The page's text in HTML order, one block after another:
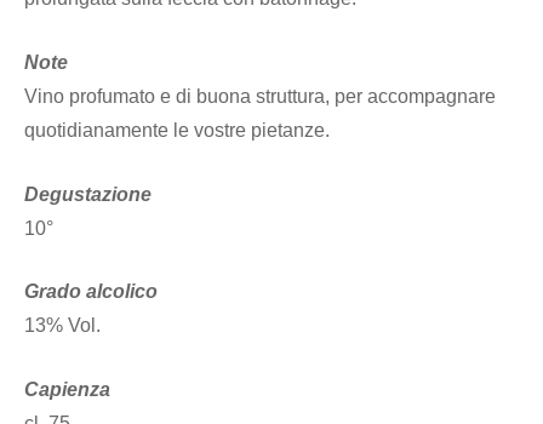
Note
Vino profumato e di buona struttura, per accompagnare
quotidianamente le vostre pietanze.
Degustazione
10°
Grado alcolico
13% Vol.
Capienza